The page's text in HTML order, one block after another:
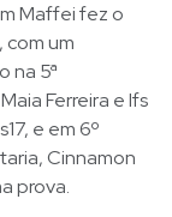
Maffei fez o
um
na 5ª
Ferreira e Ifs
e em 6º
Cinnamon
prova.